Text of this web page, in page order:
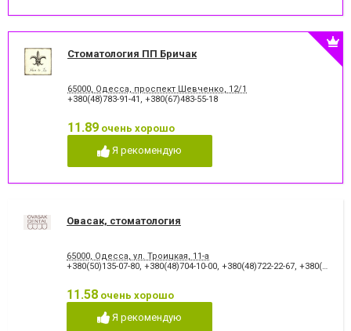
Стоматология ПП Бричак
65000, Одесса, проспект Шевченко, 12/1
+380(48)783-91-41 , +380(67)483-55-18
11.89 очень хорошо
Я рекомендую
Овасак, стоматология
65000, Одесса, ул. Троицкая, 11-а
+380(50)135-07-80, +380(48)704-10-00, +380(48)722-22-67, +380(94)932-30-00
11.58 очень хорошо
Я рекомендую